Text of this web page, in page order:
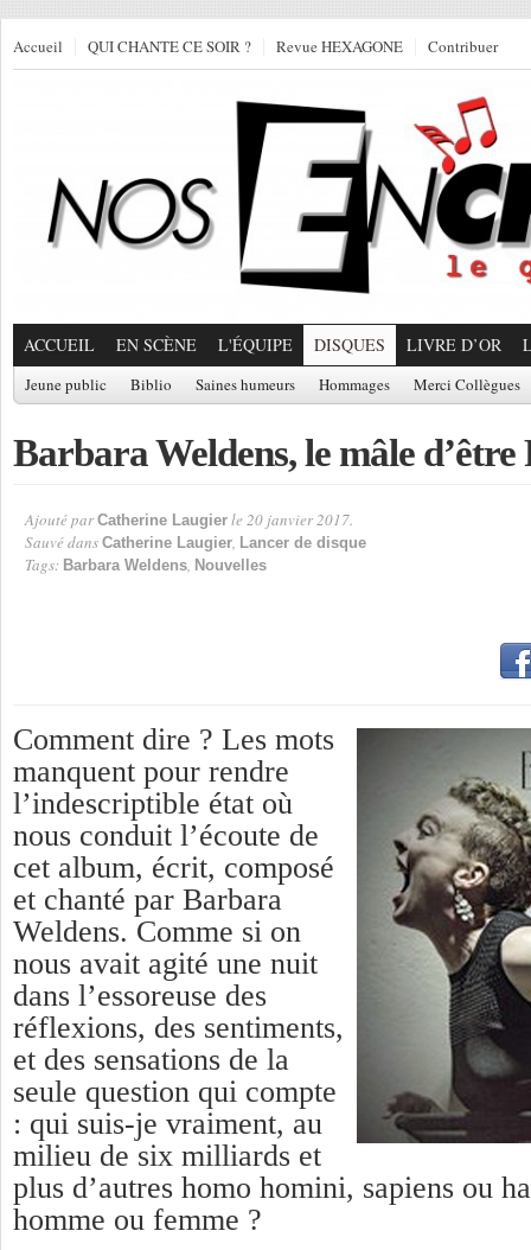
Accueil QUI CHANTE CE SOIR ? Revue HEXAGONE Contribuer
ACCUEIL EN SCÈNE L'ÉQUIPE DISQUES LIVRE D’OR
Jeune public Biblio Saines humeurs Hommages Merci Collègues
Barbara Weldens, le mâle d’être
Ajouté par Catherine Laugier le 20 janvier 2017.
Sauvé dans Catherine Laugier, Lancer de disque
Tags: Barbara Weldens, Nouvelles
Comment dire ? Les mots
manquent pour rendre
l’indescriptible état où
nous conduit l’écoute de
cet album, écrit, composé
et chanté par Barbara
Weldens. Comme si on
nous avait agité une nuit
dans l’essoreuse des
réflexions, des sentiments,
et des sensations de la
seule question qui compte
: qui suis-je vraiment, au
milieu de six milliards et
plus d’autres homo homini, sapiens ou
homme ou femme ?